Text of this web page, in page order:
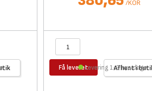
/KOR
Få leveret Afhent i
Levering 1-2 hverdage